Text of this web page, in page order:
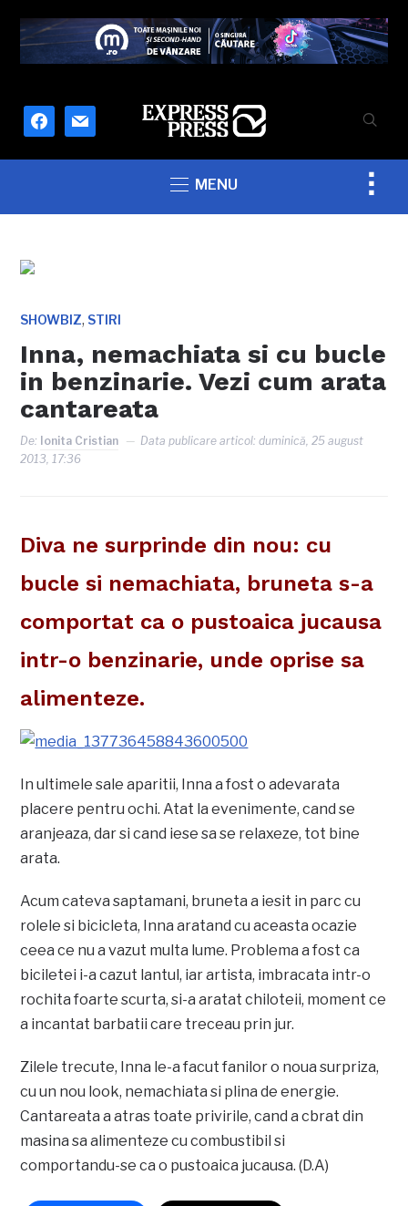
facebook
mail
MENU
SHOWBIZ, STIRI
Inna, nemachiata si cu bucle
in benzinarie. Vezi cum arata
cantareata
De: Ionita Cristian Data publicare articol:duminică, 25 august
2013, 17:36
Diva ne surprinde din nou: cu
bucle si nemachiata, bruneta s-a
comportat ca o pustoaica jucausa
intr-o benzinarie, unde oprise sa
alimenteze.
In ultimele sale aparitii, Inna a fost o adevarata
placere pentru ochi. Atat la evenimente, cand se
aranjeaza, dar si cand iese sa se relaxeze, tot bine
arata.
Acum cateva saptamani, bruneta a iesit in parc cu
rolele si bicicleta, Inna aratand cu aceasta ocazie
ceea ce nu a vazut multa lume. Problema a fost ca
biciletei i-a cazut lantul, iar artista, imbracata intr-o
rochita foarte scurta, si-a aratat chiloteii, moment ce
a incantat barbatii care treceau prin jur.
Zilele trecute, Inna le-a facut fanilor o noua surpriza,
cu un nou look, nemachiata si plina de energie.
Cantareata a atras toate privirile, cand a cbrat din
masina sa alimenteze cu combustibil si
comportandu-se ca o pustoaica jucausa. (D.A)